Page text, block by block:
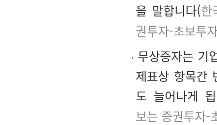
을 말합니다(한
권투자-초보투
무상증자는 기
제표상 항목간
도 늘어나게
보는 증권투자-